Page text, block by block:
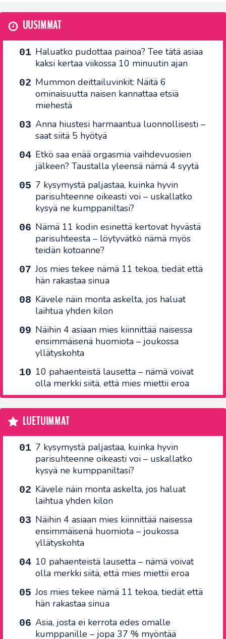
UUSIMMAT
Haluatko pudottaa painoa? Tee tätä asiaa
kaksi kertaa viikossa 10 minuutin ajan
Mummon deittailuvinkit: Näitä 6
ominaisuutta naisen kannattaa etsiä
miehestä
Anna hiustesi harmaantua luonnollisesti –
saat siitä 5 hyötyä
Etkö saa enää orgasmia vaihdevuosien
jälkeen? Taustalla yleensä nämä 4 syytä
7 kysymystä paljastaa, kuinka hyvin
parisuhteenne oikeasti voi – uskallatko
kysyä ne kumppaniltasi?
Nämä 11 kodin esinettä kertovat hyvästä
parisuhteesta – löytyvätkö nämä myös
teidän kotoanne?
Jos mies tekee nämä 11 tekoa, tiedät että
hän rakastaa sinua
Kävele näin monta askelta, jos haluat
laihtua yhden kilon
Näihin 4 asiaan mies kiinnittää naisessa
ensimmäisenä huomiota – joukossa
yllätyskohta
10 pahaenteistä lausetta – nämä voivat
olla merkki siitä, että mies miettii eroa
LUETUIMMAT
7 kysymystä paljastaa, kuinka hyvin
parisuhteenne oikeasti voi – uskallatko
kysyä ne kumppaniltasi?
Kävele näin monta askelta, jos haluat
laihtua yhden kilon
Näihin 4 asiaan mies kiinnittää naisessa
ensimmäisenä huomiota – joukossa
yllätyskohta
10 pahaenteistä lausetta – nämä voivat
olla merkki siitä, että mies miettii eroa
Jos mies tekee nämä 11 tekoa, tiedät että
hän rakastaa sinua
Asia, josta ei kerrota edes omalle
kumppanille – jopa 37 % myöntää